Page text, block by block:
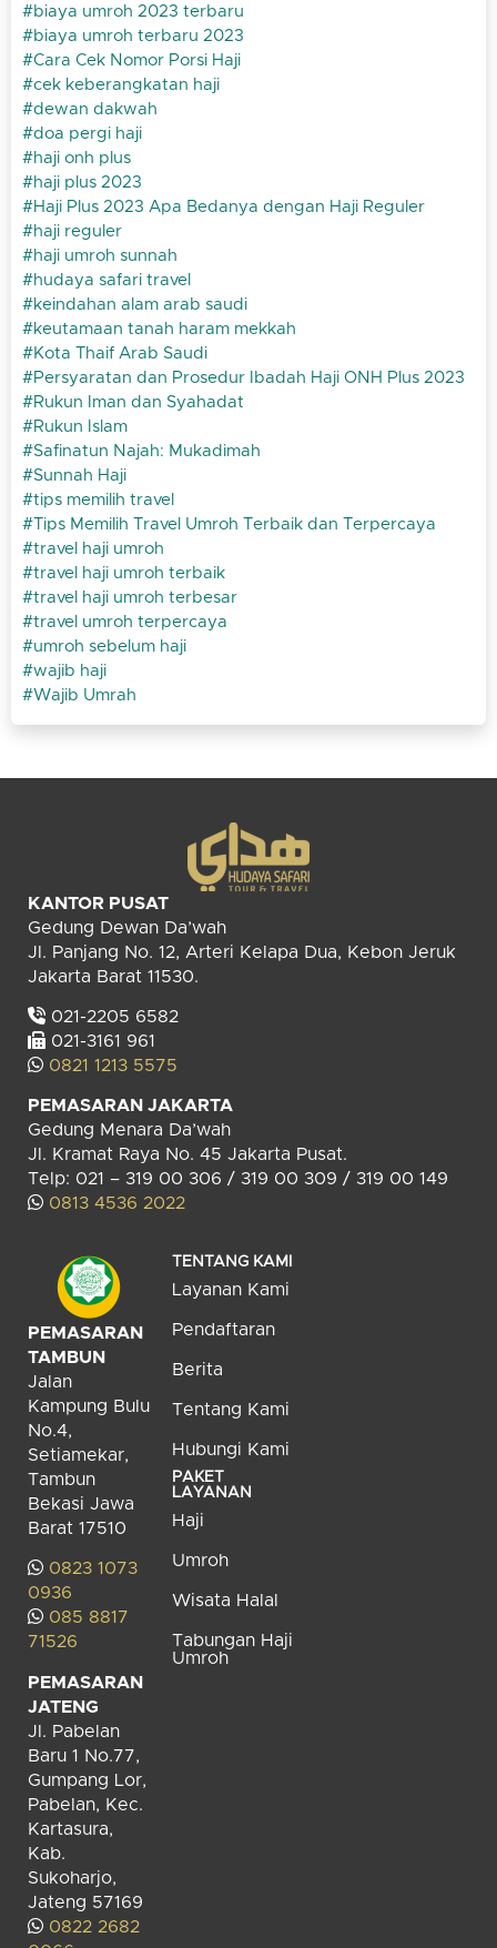
biaya umroh 2023 terbaru
biaya umroh terbaru 2023
Cara Cek Nomor Porsi Haji
cek keberangkatan haji
dewan dakwah
doa pergi haji
haji onh plus
haji plus 2023
Haji Plus 2023 Apa Bedanya dengan Haji Reguler
haji reguler
haji umroh sunnah
hudaya safari travel
keindahan alam arab saudi
keutamaan tanah haram mekkah
Kota Thaif Arab Saudi
Persyaratan dan Prosedur Ibadah Haji ONH Plus 2023
Rukun Iman dan Syahadat
Rukun Islam
Safinatun Najah: Mukadimah
Sunnah Haji
tips memilih travel
Tips Memilih Travel Umroh Terbaik dan Terpercaya
travel haji umroh
travel haji umroh terbaik
travel haji umroh terbesar
travel umroh terpercaya
umroh sebelum haji
wajib haji
Wajib Umrah
KANTOR PUSAT
Gedung Dewan Da’wah
Jl. Panjang No. 12, Arteri Kelapa Dua, Kebon Jeruk
Jakarta Barat 11530.
021-2205 6582
021-3161 961
0821 1213 5575
PEMASARAN JAKARTA
Gedung Menara Da’wah
Jl. Kramat Raya No. 45 Jakarta Pusat.
Telp: 021 – 319 00 306 / 319 00 309 / 319 00 149
0813 4536 2022
PEMASARAN
TAMBUN
Jalan
Kampung Bulu
No.4,
Setiamekar,
Tambun
Bekasi Jawa
Barat 17510
0823 1073
0936
085 8817
71526
PEMASARAN
JATENG
Jl. Pabelan
Baru 1 No.77,
Gumpang Lor,
Pabelan, Kec.
Kartasura,
Kab.
Sukoharjo,
Jateng 57169
0822 2682
TENTANG KAMI
Layanan Kami
Pendaftaran
Berita
Tentang Kami
Hubungi Kami
PAKET
LAYANAN
Haji
Umroh
Wisata Halal
Tabungan Haji
Umroh